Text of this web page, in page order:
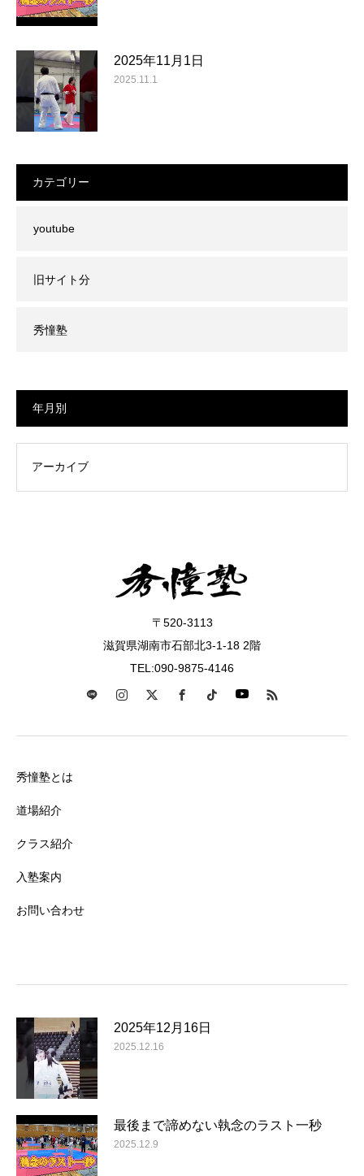
2025年11月1日
2025.11.1
カテゴリー
youtube
旧サイト分
秀憧塾
年月別
〒520-3113
滋賀県湖南市石部北3-1-18 2階
TEL:090-9875-4146
秀憧塾とは
道場紹介
クラス紹介
入塾案内
お問い合わせ
2025年12月16日
2025.12.16
最後まで諦めない執念のラスト一秒
2025.12.9